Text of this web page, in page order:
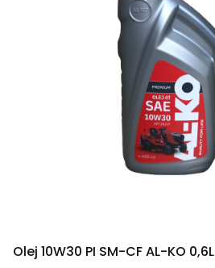
Olej 10W30 PI SM-CF AL-KO 0,6L